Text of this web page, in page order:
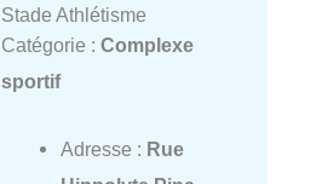
Stade Athlétisme
Catégorie : Complexe
sportif
Adresse : Rue